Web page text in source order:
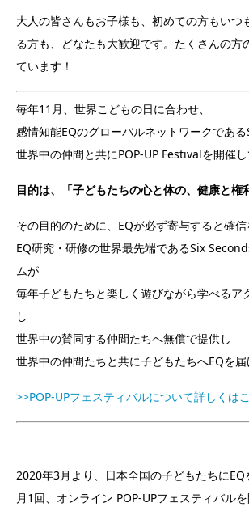
大人の皆さんもお子様も、初めての方もいつ
る方も、どなたも大歓迎です。たくさんの方
ています！
毎年11月、世界こどもの日に合わせ、
感情知能EQのグローバルネットワークであ
世界中の仲間と共にPOP-UP Festivalを開催し
目的は、「子どもたちの心と体の、健康と権
その目的のために、EQが必ず寄与すると確信
EQ研究・研修の世界最先端であるSix
ムが
毎年子どもたちと楽しく遊びながら学べるア
し
世界中の賛同する仲間たちへ無償で提供し
世界中の仲間たちと共に子どもたちへEQを届
>>POP-UPフェスティバルについて詳しくは
2020年3月より、日本全国の子どもたちに
月1回、オンライン POP-UPフェスティバル